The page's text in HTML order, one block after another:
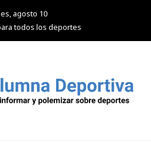
agosto 10
todos los deportes